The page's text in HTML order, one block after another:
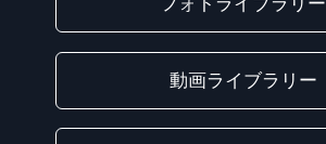
フォトライブラリー
動画ライブラリー